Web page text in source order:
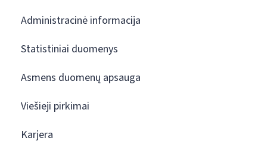
Administracinė informacija
Statistiniai duomenys
Asmens duomenų apsauga
Viešieji pirkimai
Karjera